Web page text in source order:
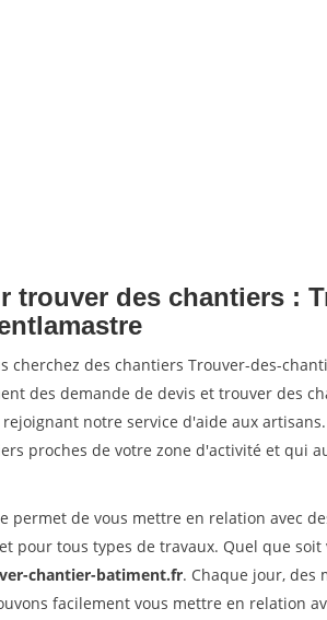
trouver des chantiers :
cherchez des chantiers Trouver-des-
des demande de devis et trouver des
notre service d'aide aux
proches de votre zone d'activité et qui
permet de vous mettre en relation avec
pour tous types de travaux. Quel que
chantier-batiment.fr. Chaque jour,
facilement vous mettre en relation